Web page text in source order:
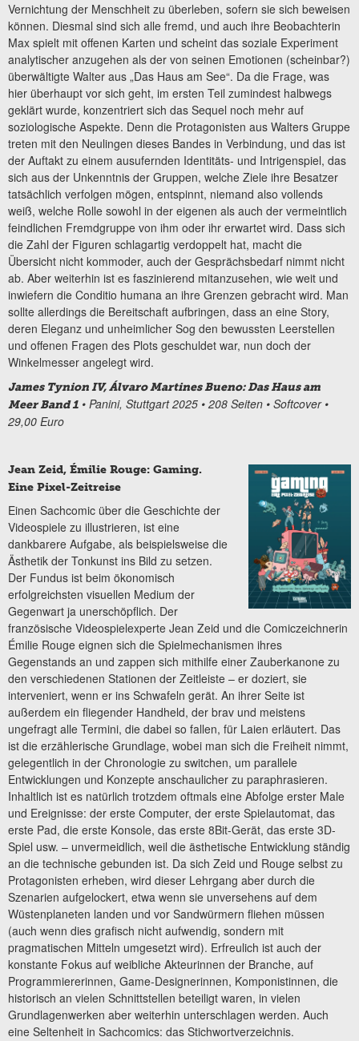
Vernichtung der Menschheit zu überleben, sofern sie sich beweisen
können. Diesmal sind sich alle fremd, und auch ihre Beobachterin
Max spielt mit offenen Karten und scheint das soziale Experiment
analytischer anzugehen als der von seinen Emotionen (scheinbar?)
überwältigte Walter aus „Das Haus am See“. Da die Frage, was
hier überhaupt vor sich geht, im ersten Teil zumindest halbwegs
geklärt wurde, konzentriert sich das Sequel noch mehr auf
soziologische Aspekte. Denn die Protagonisten aus Walters Gruppe
treten mit den Neulingen dieses Bandes in Verbindung, und das ist
der Auftakt zu einem ausufernden Identitäts- und Intrigenspiel, das
sich aus der Unkenntnis der Gruppen, welche Ziele ihre Besatzer
tatsächlich verfolgen mögen, entspinnt, niemand also vollends
weiß, welche Rolle sowohl in der eigenen als auch der vermeintlich
feindlichen Fremdgruppe von ihm oder ihr erwartet wird. Dass sich
die Zahl der Figuren schlagartig verdoppelt hat, macht die
Übersicht nicht kommoder, auch der Gesprächsbedarf nimmt nicht
ab. Aber weiterhin ist es faszinierend mitanzusehen, wie weit und
inwiefern die Conditio humana an ihre Grenzen gebracht wird. Man
sollte allerdings die Bereitschaft aufbringen, dass an eine Story,
deren Eleganz und unheimlicher Sog den bewussten Leerstellen
und offenen Fragen des Plots geschuldet war, nun doch der
Winkelmesser angelegt wird.
James Tynion IV, Álvaro Martines Bueno: Das Haus am
Meer Band 1 • Panini, Stuttgart 2025 • 208 Seiten • Softcover •
29,00 Euro
Jean Zeid, Émilie Rouge: Gaming.
Eine Pixel-Zeitreise
Einen Sachcomic über die Geschichte der
Videospiele zu illustrieren, ist eine
dankbarere Aufgabe, als beispielsweise die
Ästhetik der Tonkunst ins Bild zu setzen.
Der Fundus ist beim ökonomisch
erfolgreichsten visuellen Medium der
Gegenwart ja unerschöpflich. Der
französische Videospielexperte Jean Zeid und die Comiczeichnerin
Émilie Rouge eignen sich die Spielmechanismen ihres
Gegenstands an und zappen sich mithilfe einer Zauberkanone zu
den verschiedenen Stationen der Zeitleiste – er doziert, sie
interveniert, wenn er ins Schwafeln gerät. An ihrer Seite ist
außerdem ein fliegender Handheld, der brav und meistens
ungefragt alle Termini, die dabei so fallen, für Laien erläutert. Das
ist die erzählerische Grundlage, wobei man sich die Freiheit nimmt,
gelegentlich in der Chronologie zu switchen, um parallele
Entwicklungen und Konzepte anschaulicher zu paraphrasieren.
Inhaltlich ist es natürlich trotzdem oftmals eine Abfolge erster Male
und Ereignisse: der erste Computer, der erste Spielautomat, das
erste Pad, die erste Konsole, das erste 8Bit-Gerät, das erste 3D-
Spiel usw. – unvermeidlich, weil die ästhetische Entwicklung ständig
an die technische gebunden ist. Da sich Zeid und Rouge selbst zu
Protagonisten erheben, wird dieser Lehrgang aber durch die
Szenarien aufgelockert, etwa wenn sie unversehens auf dem
Wüstenplaneten landen und vor Sandwürmern fliehen müssen
(auch wenn dies grafisch nicht aufwendig, sondern mit
pragmatischen Mitteln umgesetzt wird). Erfreulich ist auch der
konstante Fokus auf weibliche Akteurinnen der Branche, auf
Programmiererinnen, Game-Designerinnen, Komponistinnen, die
historisch an vielen Schnittstellen beteiligt waren, in vielen
Grundlagenwerken aber weiterhin unterschlagen werden. Auch
eine Seltenheit in Sachcomics: das Stichwortverzeichnis.